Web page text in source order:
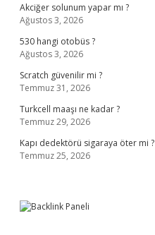
Akciğer solunum yapar mı ?
Ağustos 3, 2026
530 hangi otobüs ?
Ağustos 3, 2026
Scratch güvenilir mi ?
Temmuz 31, 2026
Turkcell maaşı ne kadar ?
Temmuz 29, 2026
Kapı dedektörü sigaraya öter mi ?
Temmuz 25, 2026